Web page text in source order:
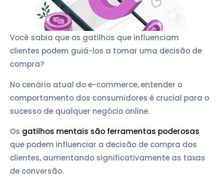
Você sabia que os gatilhos que influenciam
clientes podem guiá-los a tomar uma decisão de
compra?
No cenário atual do e-commerce, entender o
comportamento dos consumidores é crucial para o
sucesso de qualquer negócio online.
Os gatilhos mentais são ferramentas poderosas
que podem influenciar a decisão de compra dos
clientes, aumentando significativamente as taxas
de conversão.